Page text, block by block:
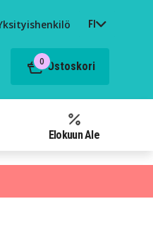
FI
0 Ostoskori
Elokuun Ale